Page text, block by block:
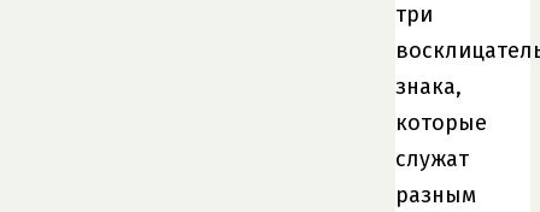
три
знака,
которые
служат
разным